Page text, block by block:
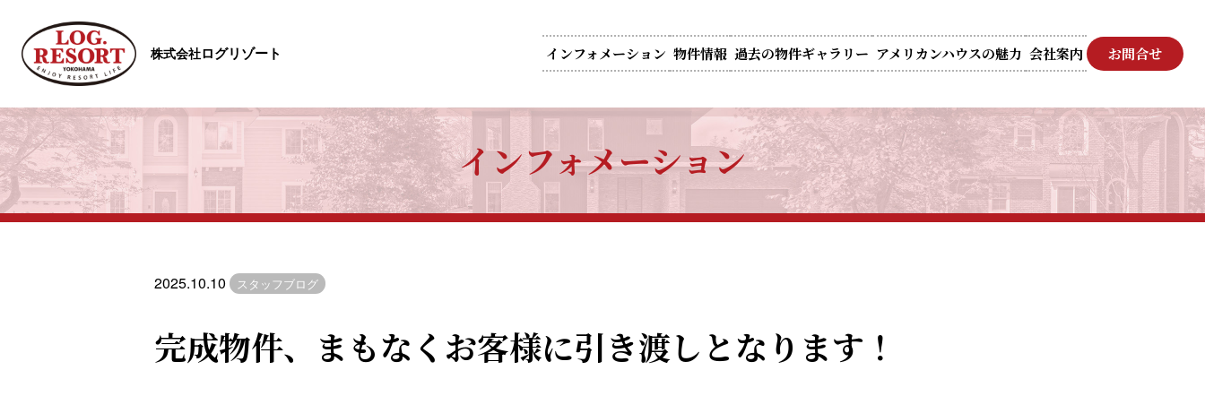
株式会社ログリゾート インフォメーション 物件情報 過去の物件ギャラリー アメリカンハウスの魅力 会社案内 お問合せ
インフォメーション
2025.10.10 スタッフブログ
完成物件、まもなくお客様に引き渡しとなります！